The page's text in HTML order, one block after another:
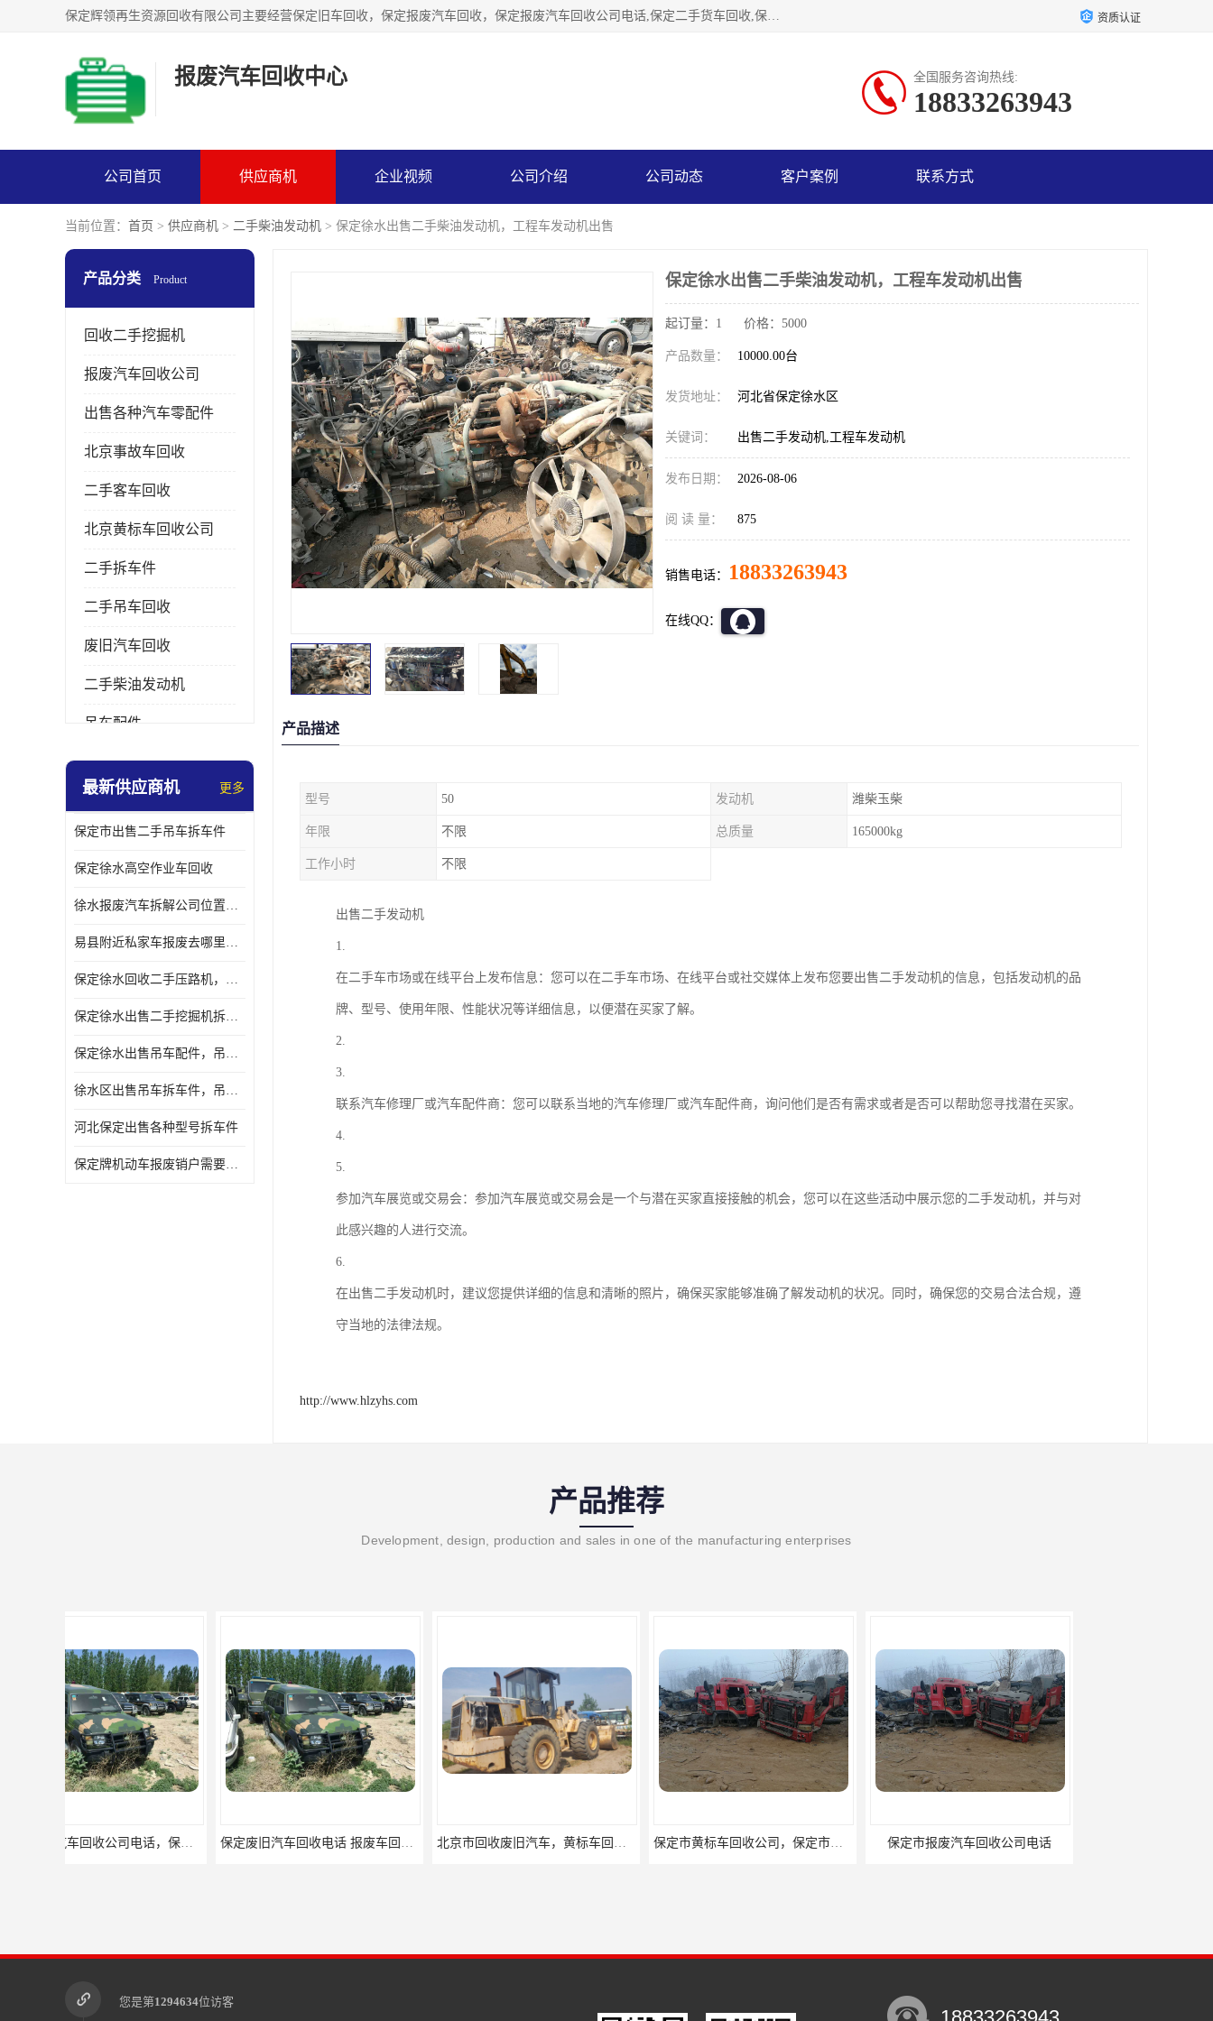
保定辉领再生资源回收有限公司主要经营保定旧车回收，保定报废汽车回收，保定报废汽车回收公司电话,保定二手货车回收,保定黄标车回收, 保定黄标车回收，保定哪里收报废车，保定废旧汽车回收，保定汽车报废手续办理，保定汽车解体厂。将通过采取区域限行促进淘汰、经济补助激励新、加大上路*法处罚、加强达标排放监管等综合措施，对老旧机动车逐步实行末位淘汰，加快老旧机动车淘汰新 资质认证
报废汽车回收中心 全国服务咨询热线:
18833263943
公司首页 供应商机 企业视频 公司介绍 公司动态 客户案例 联系方式
当前位置： 首页 > 供应商机 > 二手柴油发动机 > 保定徐水出售二手柴油发动机，工程车发动机出售
产品分类 Product
回收二手挖掘机
报废汽车回收公司
出售各种汽车零配件
北京事故车回收
二手客车回收
北京黄标车回收公司
二手拆车件
二手吊车回收
废旧汽车回收
二手柴油发动机
吊车配件
挖掘机拆车件
最新供应商机 更多
保定市出售二手吊车拆车件
保定徐水高空作业车回收
徐水报废汽车拆解公司位置，出售二手拆车件发动机
易县附近私家车报废去哪里，咨询车辆销户流程电话
保定徐水回收二手压路机，压路机拆解市场在哪
保定徐水出售二手挖掘机拆车件，挖掘机配件，液压件出售
保定徐水出售吊车配件，吊车拆车件出售
徐水区出售吊车拆车件，吊车液压件，吊车发动机变速箱出售
河北保定出售各种型号拆车件
保定牌机动车报废销户需要带哪些手续，流程咨询
保定徐水出售二手柴油发动机，工程车发动机出售
起订量：1 价格：5000
产品数量： 10000.00台
发货地址： 河北省保定徐水区
关键词： 出售二手发动机,工程车发动机
发布日期： 2026-08-06
阅 读 量： 875
销售电话： 18833263943
在线QQ：
产品描述
型号 50 发动机 潍柴玉柴
年限 不限 总质量 165000kg
工作小时 不限
出售二手发动机
1.
在二手车市场或在线平台上发布信息：您可以在二手车市场、在线平台或社交媒体上发布您要出售二手发动机的信息，包括发动机的品
牌、型号、使用年限、性能状况等详细信息，以便潜在买家了解。
2.
3.
联系汽车修理厂或汽车配件商：您可以联系当地的汽车修理厂或汽车配件商，询问他们是否有需求或者是否可以帮助您寻找潜在买家。
4.
5.
参加汽车展览或交易会：参加汽车展览或交易会是一个与潜在买家直接接触的机会，您可以在这些活动中展示您的二手发动机，并与对
此感兴趣的人进行交流。
6.
在出售二手发动机时，建议您提供详细的信息和清晰的照片，确保买家能够准确了解发动机的状况。同时，确保您的交易合法合规，遵
守当地的法律法规。
http://www.hlzyhs.com
产品推荐
Development, design, production and sales in one of the manufacturing enterprises
保定废旧汽车回收电话 报废车回收公司 北京市回收废旧汽车，黄标车回收，事故车回收公司 保定市黄标车回收公司，保定市废旧汽车回收电话 保定市报废汽车回收公司电话
您是第1294634位访客